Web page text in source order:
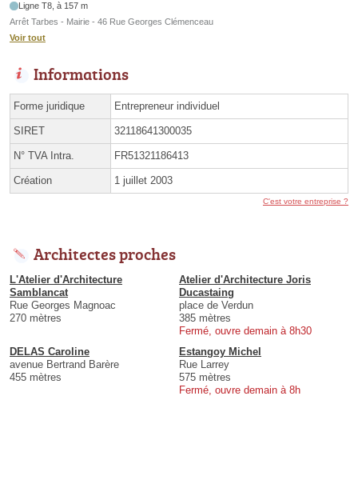
Ligne T8, à 157 m
Arrêt Tarbes - Mairie - 46 Rue Georges Clémenceau
Voir tout
Informations
Forme juridique Entrepreneur individuel
SIRET 32118641300035
N° TVA Intra. FR51321186413
Création 1 juillet 2003
C'est votre entreprise ?
Architectes proches
L'Atelier d'Architecture
Samblancat
Rue Georges Magnoac
270 mètres
Atelier d'Architecture Joris
Ducastaing
place de Verdun
385 mètres
Fermé, ouvre demain à 8h30
DELAS Caroline
avenue Bertrand Barère
455 mètres
Estangoy Michel
Rue Larrey
575 mètres
Fermé, ouvre demain à 8h